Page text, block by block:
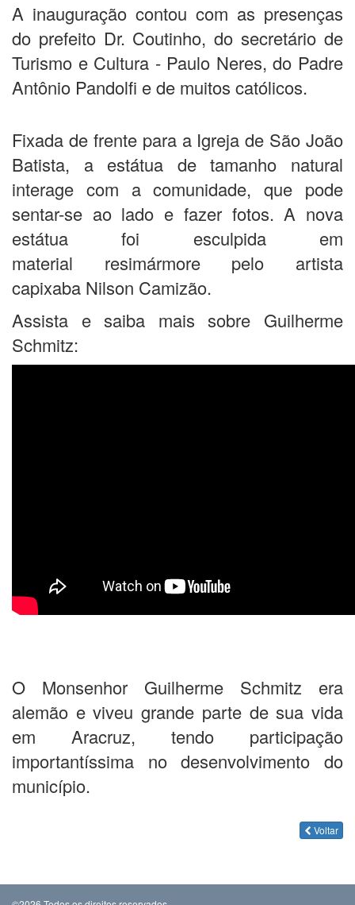
A inauguração contou com as presenças
do prefeito Dr. Coutinho, do secretário de
Turismo e Cultura - Paulo Neres, do Padre
Antônio Pandolfi e de muitos católicos.
Fixada de frente para a Igreja de São João
Batista, a estátua de tamanho natural
interage com a comunidade, que pode
sentar-se ao lado e fazer fotos. A nova
estátua foi esculpida em
material resimármore pelo artista
capixaba Nilson Camizão.
Assista e saiba mais sobre Guilherme
Schmitz:
O Monsenhor Guilherme Schmitz era
alemão e viveu grande parte de sua vida
em Aracruz, tendo participação
importantíssima no desenvolvimento do
município.
Voltar